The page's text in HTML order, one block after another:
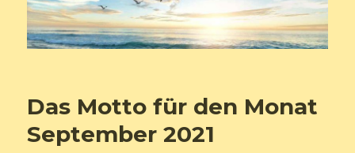
Das Motto für den Monat
September 2021